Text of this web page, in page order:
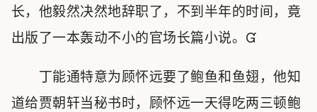
长，他毅然决然地辞职了，不到半年的时间，竟
出版了一本轰动不小的官场长篇小说。
丁能通特意为顾怀远要了鲍鱼和鱼翅，他知
道给贾朝轩当秘书时，顾怀远一天得吃两三顿鲍